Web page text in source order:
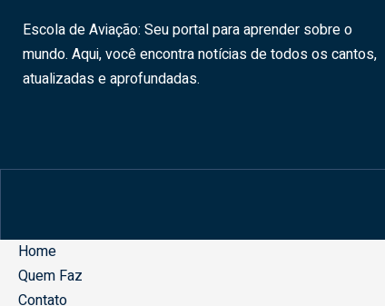
Escola de Aviação: Seu portal para aprender sobre o
mundo. Aqui, você encontra notícias de todos os cantos,
atualizadas e aprofundadas.
Home
Quem Faz
Contato